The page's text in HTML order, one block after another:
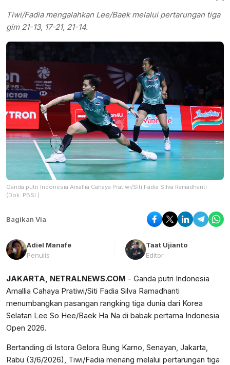
Tiwi/Fadia mengalahkan Lee/Baek melalui pertarungan tiga
gim 21-13, 17-21, 21-14.
Ganda putri Indonesia Amallia Cahaya Pratiwi/Siti Fadia Silva Ramadhanti
(Dok. PBSI )
Bagikan Via
Adiel Manafe
Penulis
Taat Ujianto
Editor
JAKARTA, NETRALNEWS.COM - Ganda putri Indonesia
Amallia Cahaya Pratiwi/Siti Fadia Silva Ramadhanti
menumbangkan pasangan rangking tiga dunia dari Korea
Selatan Lee So Hee/Baek Ha Na di babak pertama Indonesia
Open 2026.
Bertanding di Istora Gelora Bung Karno, Senayan, Jakarta,
Rabu (3/6/2026), Tiwi/Fadia menang melalui pertarungan tiga